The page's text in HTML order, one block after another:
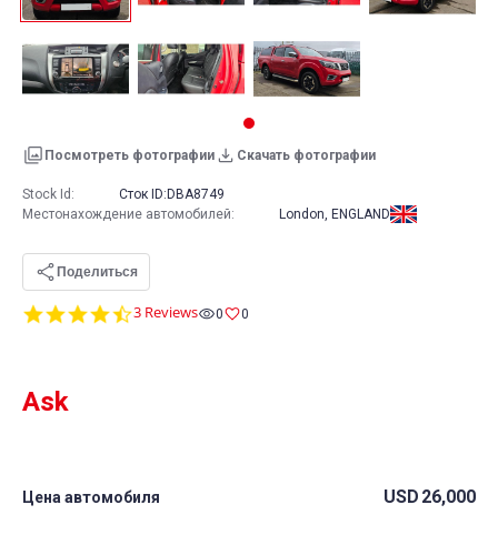
Посмотреть фотографии Скачать фотографии
4.7
3 Reviews 0 0
Ask
Цена автомобиля USD 26,000
Stock Id: Сток ID: DBA8749
Местонахождение автомобилей: London, ENGLAND
Поделиться